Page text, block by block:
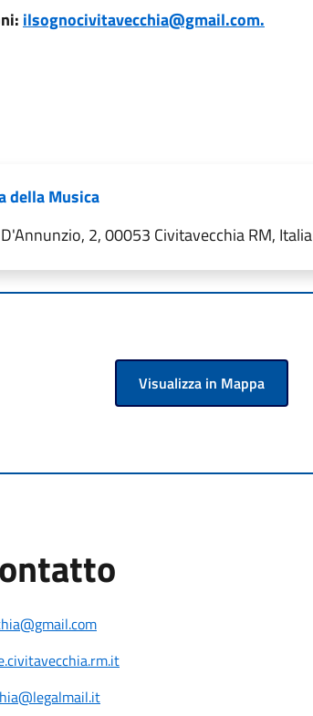
ilsognocivitavecchia@gmail.com.
della Musica
2, 00053 Civitavecchia RM, Italia
Visualizza in Mappa